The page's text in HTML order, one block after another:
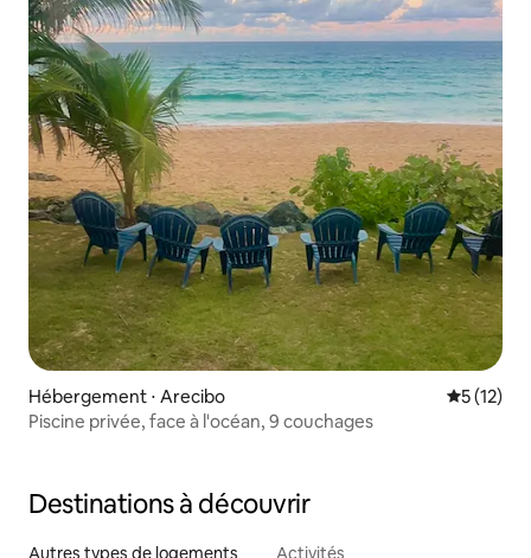
Hébergement ⋅ Arecibo
5 (12)
Piscine privée, face à l'océan, 9 couchages
Destinations à découvrir
Autres types de logements Activités